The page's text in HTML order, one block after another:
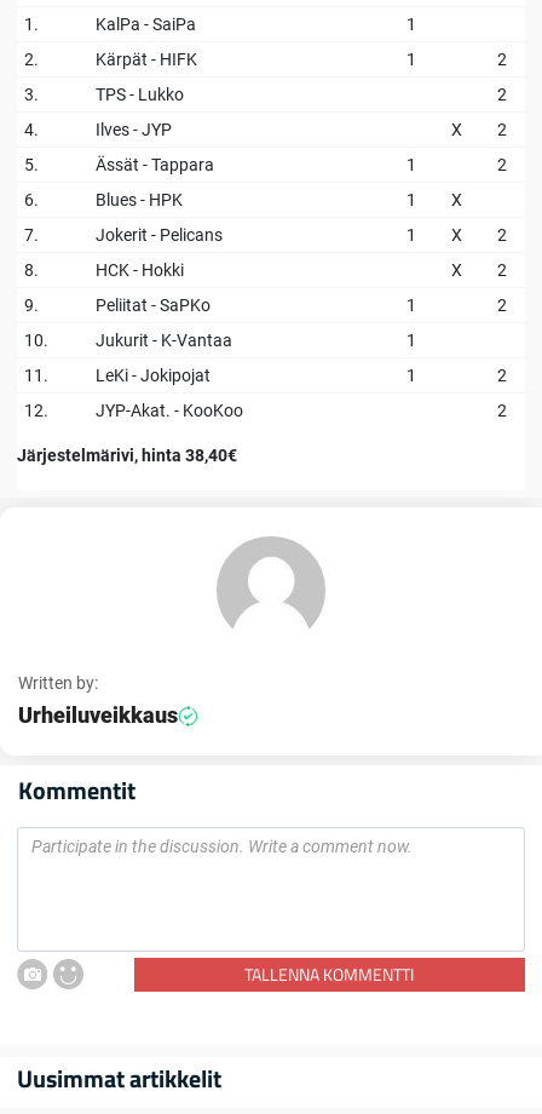
1.
KalPa - SaiPa
1
2.
Kärpät - HIFK 1
2
3.
TPS - Lukko
2
4.
Ilves - JYP X
2
5.
Ässät - Tappara 1
2
6.
Blues - HPK 1
X
7.
Jokerit - Pelicans 1 X
2
8.
HCK - Hokki X
2
9.
Peliitat - SaPKo 1
2
10.
Jukurit - K-Vantaa
1
11.
LeKi - Jokipojat 1
2
12.
JYP-Akat. - KooKoo 2
Järjestelmärivi, hinta 38,40€
Written by:
Urheiluveikkaus
Kommentit
TALLENNA KOMMENTTI
Uusimmat artikkelit